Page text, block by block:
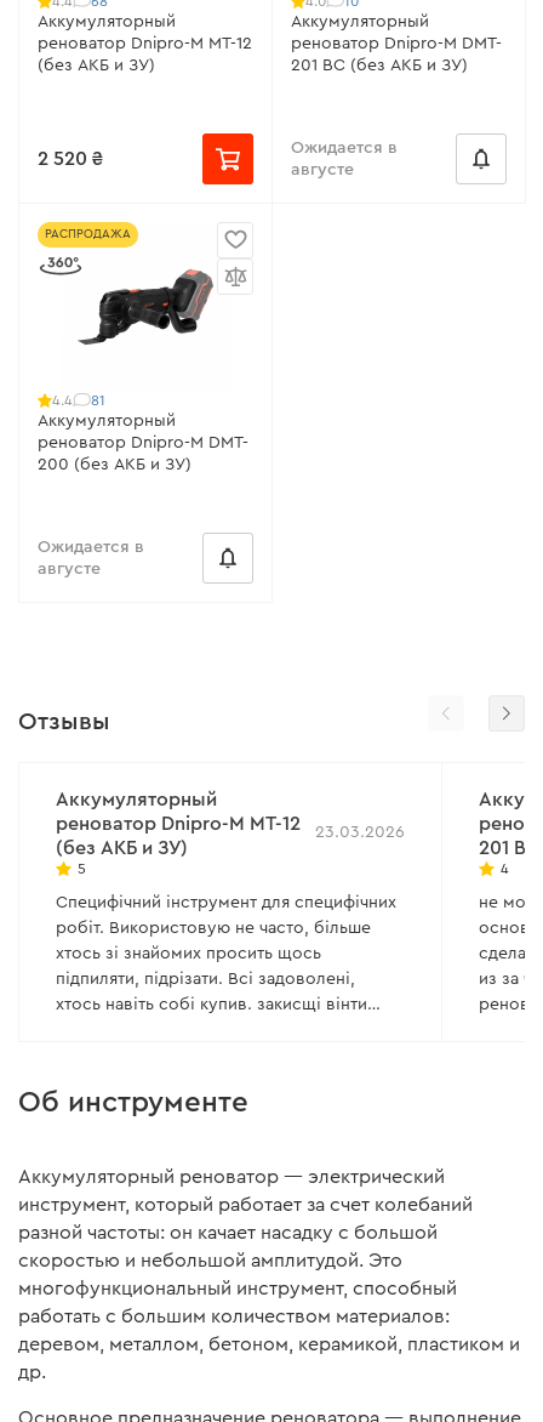
Аккумуляторный
реноватор Dnipro-M MT-12
(без АКБ и ЗУ)
2 520 ₴
Аккумуляторный
реноватор Dnipro-M DMT-
201 BC (без АКБ и ЗУ)
Ожидается в
августе
РАСПРОДАЖА
4.4 81
Аккумуляторный
реноватор Dnipro-M DMT-
200 (без АКБ и ЗУ)
Ожидается в
августе
Отзывы
Аккумуляторный
реноватор Dnipro-M MT-12
(без АКБ и ЗУ)
5
23.03.2026
Специфічний інструмент для специфічних
робіт. Використовую не часто, більше
хтось зі знайомих просить щось
підпиляти, підрізати. Всі задоволені,
хтось навіть собі купив. закисщі вінти
перерви. Але є дуже великій недолік! І це
росхідників. Універсальні кейси недуже
практичні, паралон дуже швидко
брудниться та заливається. Я зберігаю в
штотній коробці в якій його купили, але
вона скоро розвалиться. Користуюсь
вже три роки.
201
4
не
из за
Об инструменте
Аккумуляторный реноватор — электрический
инструмент, который работает за счет колебаний
разной частоты: он качает насадку с большой
скоростью и небольшой амплитудой. Это
многофункциональный инструмент, способный
работать с большим количеством материалов:
деревом, металлом, бетоном, керамикой, пластиком и
др.